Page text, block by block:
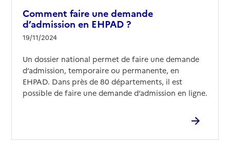
Comment faire une demande
d’admission en EHPAD ?
19/11/2024
Un dossier national permet de faire une demande
d’admission, temporaire ou permanente, en
EHPAD. Dans près de 80 départements, il est
possible de faire une demande d’admission en ligne.